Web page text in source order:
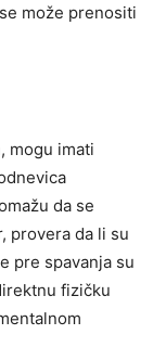
može prenositi
mogu imati
da se
provera da li su
pre spavanja su
fizičku